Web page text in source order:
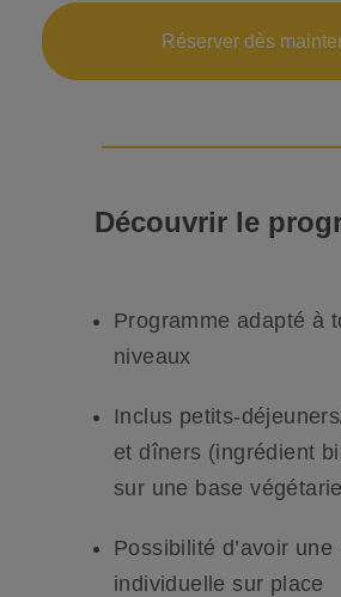
Réserver dès
Découvrir le
Programme adapté à
niveaux
Inclus petits-
et dîners (ingrédient
sur une base
Possibilité d’avoir une
individuelle sur place